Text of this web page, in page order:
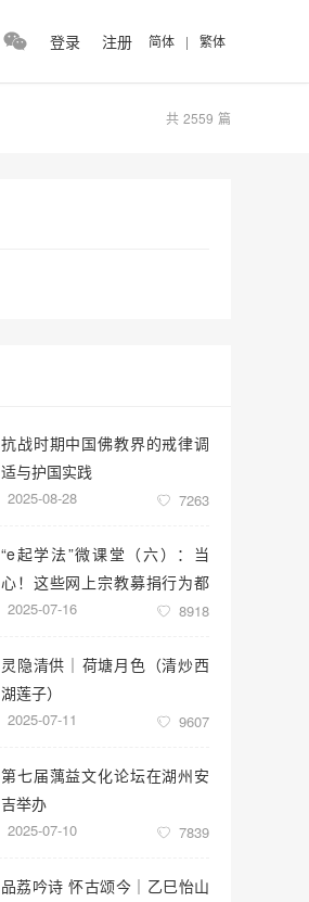
登录 注册 简体 | 繁体
共 2559 篇
抗战时期中国佛教界的戒律调
适与护国实践
2025-08-28 7263
“e起学法”微课堂（六）：当
心！这些网上宗教募捐行为都
是违法的
2025-07-16 8918
灵隐清供｜​荷塘月色（清炒西
湖莲子）
2025-07-11 9607
第七届蕅益文化论坛在湖州安
吉举办
2025-07-10 7839
品荔吟诗 怀古颂今｜乙巳怡山